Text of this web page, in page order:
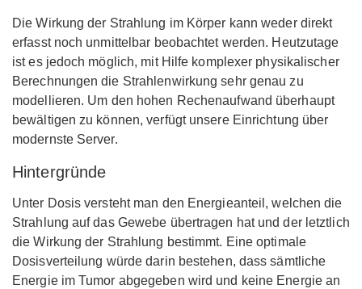
Die Wirkung der Strahlung im Körper kann weder direkt
erfasst noch unmittelbar beobachtet werden. Heutzutage
ist es jedoch möglich, mit Hilfe komplexer physikalischer
Berechnungen die Strahlenwirkung sehr genau zu
modellieren. Um den hohen Rechenaufwand überhaupt
bewältigen zu können, verfügt unsere Einrichtung über
modernste Server.
Hintergründe
Unter Dosis versteht man den Energieanteil, welchen die
Strahlung auf das Gewebe übertragen hat und der letztlich
die Wirkung der Strahlung bestimmt. Eine optimale
Dosisverteilung würde darin bestehen, dass sämtliche
Energie im Tumor abgegeben wird und keine Energie an